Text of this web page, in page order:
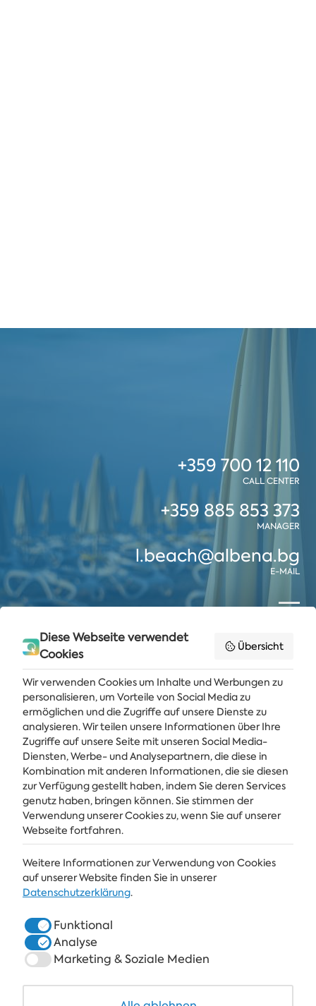
+359 700 12 110
CALL CENTER
+359 885 853 373
MANAGER
l.beach@albena.bg
E-MAIL
Holen Sie sich die neuesten Nachrichten und Angebote direkt in Ihren
Posteingang
ABONNIEREN
ALBENA
SPA & GESUNDHEIT
RESTAURANTS & BARS
Diese Webseite verwendet
Cookies
Übersicht
Wir verwenden Cookies um Inhalte und Werbungen zu
personalisieren, um Vorteile von Social Media zu
ermöglichen und die Zugriffe auf unsere Dienste zu
analysieren. Wir teilen unsere Informationen über Ihre
Zugriffe auf unsere Seite mit unseren Social Media-
Diensten, Werbe- und Analysepartnern, die diese in
Kombination mit anderen Informationen, die sie diesen
zur Verfügung gestellt haben, indem Sie deren Services
genutz haben, bringen können. Sie stimmen der
Verwendung unserer Cookies zu, wenn Sie auf unserer
Webseite fortfahren.
Weitere Informationen zur Verwendung von Cookies
auf unserer Website finden Sie in unserer
Datenschutzerklärung.
Funktional
Analyse
Marketing & Soziale Medien